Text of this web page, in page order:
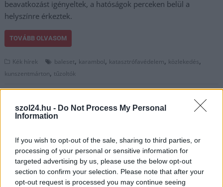
szol24.hu - Do Not Process My Personal
Information
If you wish to opt-out of the sale, sharing to third parties, or
processing of your personal or sensitive information for
targeted advertising by us, please use the below opt-out
section to confirm your selection. Please note that after your
opt-out request is processed you may continue seeing
beavatkozást igényeltek, a hatóságok perceken belül a
helyszínre érkeztek.
TOVÁBB OLVASOM
Kék hírek baleset, karambol, katasztrófavédelem, közlekedés,
kunszentmárton, tűzoltók
gyorsabb és biztonságosabb lesz az M44
Megkezdődtek a
munkálatok
Kunszentmárton keleti
határában, ahol az